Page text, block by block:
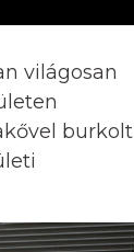
világosan
burkolt